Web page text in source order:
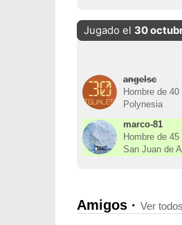
Jugado el 30
angelsc
Hombre de 40
Polynesia
marco-81
Hombre de 45
San Juan de
Amigos · Ver